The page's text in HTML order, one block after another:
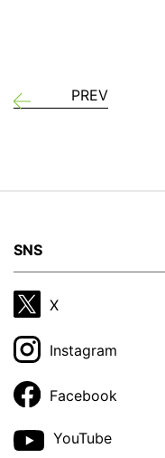
PREV
SNS
X
Instagram
Facebook
YouTube